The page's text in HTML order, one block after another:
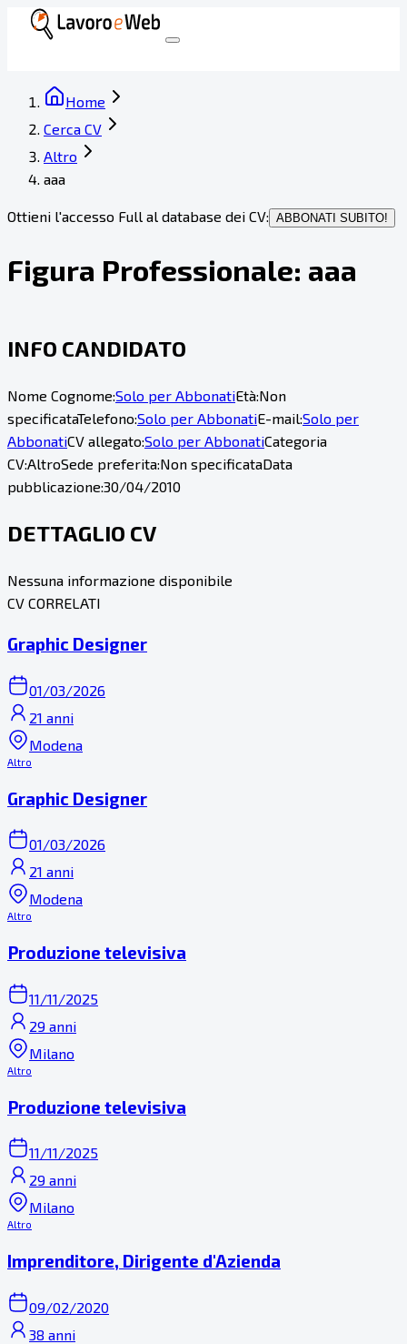
Home
Cerca CV
Altro
aaa
Ottieni l'accesso Full al database dei CV: ABBONATI SUBITO!
Figura Professionale: aaa
INFO CANDIDATO
Nome Cognome:Solo per AbbonatiEtà:Non
specificataTelefono:Solo per AbbonatiE-mail:Solo per
AbbonatiCV allegato:Solo per AbbonatiCategoria
CV:AltroSede preferita:Non specificataData
pubblicazione:30/04/2010
DETTAGLIO CV
Nessuna informazione disponibile
CV CORRELATI
Graphic Designer
01/03/2026
21 anni
Modena
Altro
Graphic Designer
01/03/2026
21 anni
Modena
Altro
Produzione televisiva
11/11/2025
29 anni
Milano
Altro
Produzione televisiva
11/11/2025
29 anni
Milano
Altro
Imprenditore, Dirigente d'Azienda
09/02/2020
38 anni